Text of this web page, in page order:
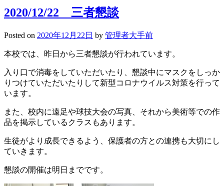
タ
ス
ク
ー
2020/12/22 三者懇談
Posted on 2020年12月22日 by 管理者大手前
本校では、昨日から三者懇談が行われています。
入り口で消毒をしていただいたり、懇談中にマスクをしっか
りつけていただいたりして新型コロナウイルス対策を行って
います。
また、校内に遠足や球技大会の写真、それから美術等での作
品を掲示しているクラスもあります。
生徒がより成長できるよう、保護者の方との連携も大切にし
ていきます。
懇談の開催は明日までです。